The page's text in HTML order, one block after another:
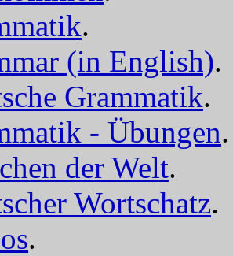
.
(in English).
Grammatik.
- Übungen.
der Welt.
Wortschatz.
.